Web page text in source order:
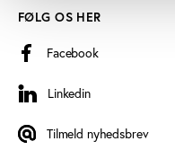
FØLG OS HER
Facebook
Linkedin
Linkedin
Tilmeld nyhedsbrev
Tilmeld nyhedsbrev